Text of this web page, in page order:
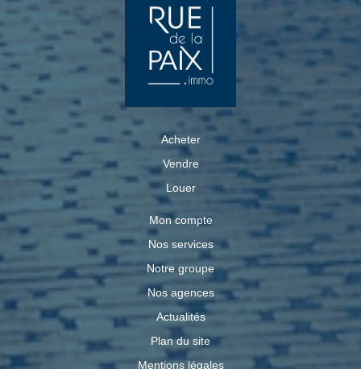
Acheter
Vendre
Louer
Mon compte
Nos services
Notre groupe
Nos agences
Actualités
Plan du site
Mentions légales